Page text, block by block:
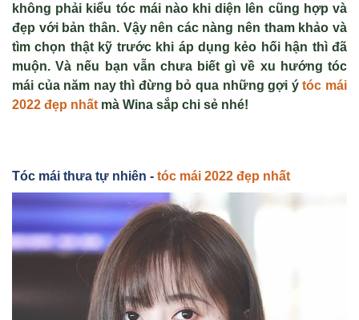
không phải kiểu tóc mái nào khi diện lên cũng hợp và
đẹp với bản thân. Vậy nên các nàng nên tham khảo và
tìm chọn thật kỹ trước khi áp dụng kẻo hối hận thì đã
muộn. Và nếu bạn vẫn chưa biết gì về xu hướng tóc
mái của năm nay thì đừng bỏ qua những gợi ý tóc mái
2022 đẹp nhất mà Wina sắp chi sẻ nhé!
Tóc mái thưa tự nhiên - tóc mái 2022 đẹp nhất